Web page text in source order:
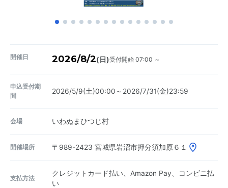
開催日 2026/8/2(日)受付開始 07:00 ～
申込受付期
間
2026/5/9(土)00:00～2026/7/31(金)23:59
会場 いわぬまひつじ村
開催場所 〒989-2423 宮城県岩沼市押分須加原６１
支払方法
クレジットカード払い、Amazon Pay、コンビニ払
い